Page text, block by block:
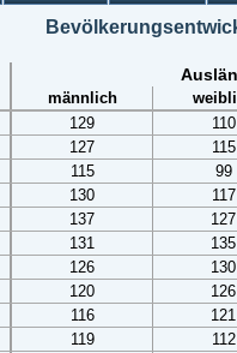
männlich
129 110
127 115
115 99
130 117
137 127
131 135
126 130
120 126
116 121
119 112